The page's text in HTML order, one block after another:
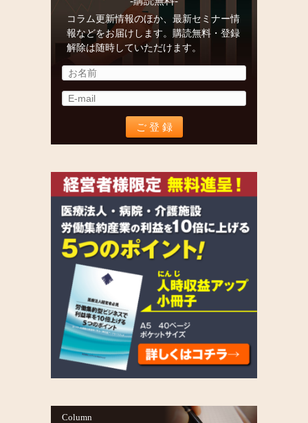
コラム更新情報のほか、最新セミナー情
報などをお届けします。購読無料・登録
解除は随時していただけます。
Column